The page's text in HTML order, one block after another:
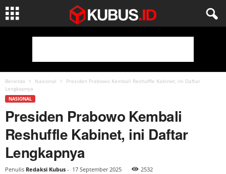
Beranda Nasional
Presiden Prabowo Kembali Reshuffle Kabinet, ini Daftar
Lengkapnya
NASIONAL
Presiden Prabowo Kembali
Reshuffle Kabinet, ini Daftar
Lengkapnya
Penulis Redaksi Kubus - 17 September 2025 2532